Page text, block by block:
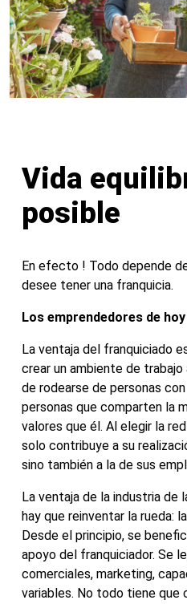
Vida
posible
En efecto ! Todo depende
desee tener una franquicia.
Los emprendedores de
La ventaja del franquiciado
crear un ambiente de trabajo
de rodearse de personas
personas que comparten la
valores que él. Al elegir la
solo contribuye a su
sino también a la de sus
La ventaja de la industria de
hay que reinventar la rueda:
Desde el principio, se
apoyo del franquiciador. Se
comerciales, marketing,
variables. No todo tiene que